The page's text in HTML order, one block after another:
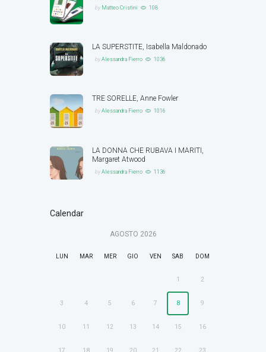
by Matteo Cristini 108
LA SUPERSTITE, Isabella Maldonado
byAlessandra Fierro 1036
TRE SORELLE, Anne Fowler
byAlessandra Fierro 1016
LA DONNA CHE RUBAVA I MARITI,
Margaret Atwood
byAlessandra Fierro 1136
Calendar
AGOSTO 2026
LUN MAR MER GIO VEN SAB DOM
1 2
3 4 5 6 7 8 9
10 11 12 13 14 15 16
17 18 19 20 21 22 23